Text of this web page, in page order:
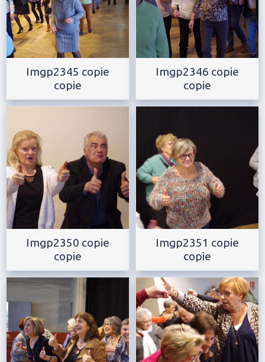
Imgp2345 copie
copie
Imgp2346 copie
copie
Imgp2350 copie
copie
Imgp2351 copie
copie